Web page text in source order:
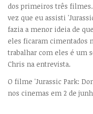
dos primeiros três
vez que eu assisti
fazia a menor ideia de
eles ficaram cimentados
trabalhar com eles é um
Chris na entrevista.
O filme 'Jurassic Park:
nos cinemas em 2 de